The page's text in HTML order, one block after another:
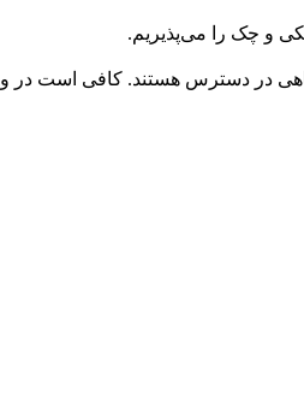
و چک را می‌پذیریم.
در دسترس هستند. کافی است در